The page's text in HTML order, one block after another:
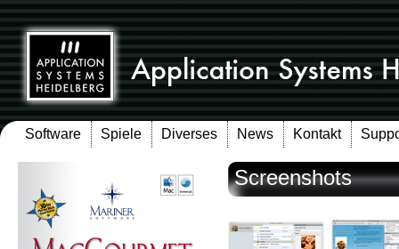
Software Spiele Diverses News Kontakt
Screenshots